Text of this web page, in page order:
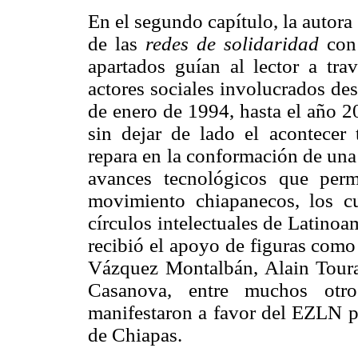
En el segundo capítulo, la
de las redes de solidaridadcon
apartados guían al lector a
actores sociales involucrados
de enero de 1994, hasta el año
sin dejar de lado el acontecer
repara en la conformación de
avances tecnológicos que
movimiento chiapanecos, los
círculos intelectuales de
recibió el apoyo de figuras
Vázquez Montalbán, Alain
Casanova, entre muchos
manifestaron a favor del EZLN
de Chiapas.